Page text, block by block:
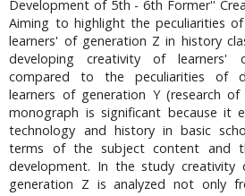
Development of 5th - 6th Former''
Aiming to highlight the peculiarities
learners' of generation Z in history
developing creativity of learners'
compared to the peculiarities of
learners of generation Y (research
monograph is significant because it
technology and history in basic
terms of the subject content and
development. In the study
generation Z is analyzed not only